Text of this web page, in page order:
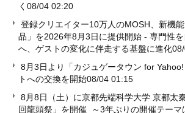
く 08/04 02:20
登録クリエイター10万人のMOSH、新機
品」を2026年8月3日に提供開始 - 専門性
へ、ゲストの変化に伴走する基盤に進化
8月3日より「カジュゲータウン for
トへの交換を開始08/04 01:15
8月8日（土）に京都先端科学大学 京都太
回龍頭祭」を開催 ～3年ぶりの開催テーマ